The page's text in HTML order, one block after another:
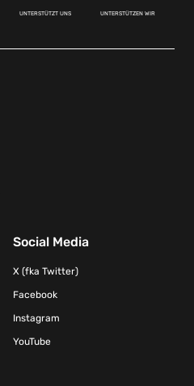
UNTERSTÜTZT UNS UNTERSTÜTZEN WIR
Social Media
X (fka Twitter)
Facebook
Instagram
YouTube